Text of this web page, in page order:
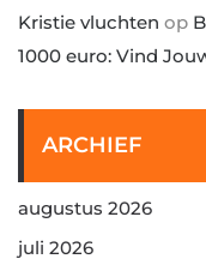
Kristie vluchten op
1000 euro: Vind
ARCHIEF
augustus 2026
juli 2026